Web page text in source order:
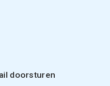
doorsturen